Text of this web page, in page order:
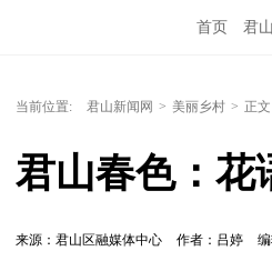
首页 君
当前位置: 君山新闻网 > 美丽乡村 > 正文
君山春色：花
来源：君山区融媒体中心 作者：吕婷